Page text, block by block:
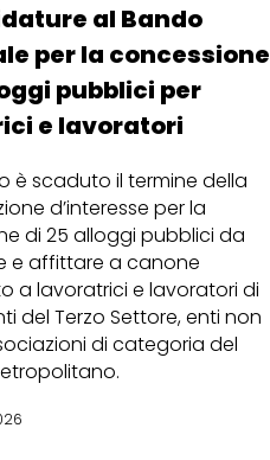
al Bando
per la concessione
pubblici per
e lavoratori
è scaduto il termine della
d’interesse per la
di 25 alloggi pubblici da
e affittare a canone
a lavoratrici e lavoratori di
del Terzo Settore, enti non
di categoria del